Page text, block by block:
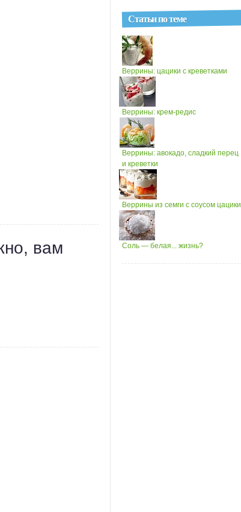
вам
Статьи по теме
Веррины: цацики с креветками
Веррины: крем-редис
Веррины: авокадо, сладкий перец
и креветки
Веррины из семги с соусом цацики
Соль — белая... жизнь?